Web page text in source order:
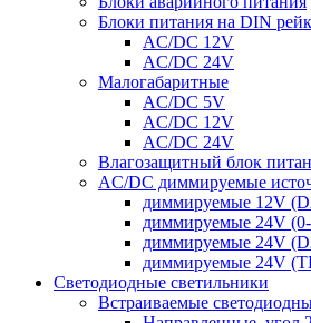
Блоки питания на DIN
AC/DC 12V
AC/DC 24V
Малогабаритные
AC/DC 5V
AC/DC 12V
AC/DC 24V
Влагозащитный блок
AC/DC диммируемые
диммируемые 12V
диммируемые 24V
диммируемые 24V
диммируемые 24V
Светодиодные светильники
Встраиваемые